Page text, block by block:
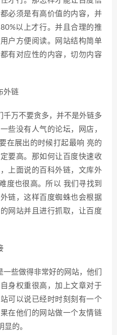
必须是有高价值的内容，并
以上才行。并且合理的推
户方便阅读。网站结构简单
有对应性的内容，切勿内容
外链
万不要贪多，并不是外链多
些没有人气的论坛，网店，
在展出的时候打起最响 亮的
要高。那如何让百度快速收
上面说的百科外链，文库外
度也很高。所以 我们寻找到
链，这样百度蜘蛛也会根据
网站并且进行抓取，让百度
些做得非常好的网站，他们
身权重很高，加上文章对于
可以说已经时时刻刻有一个
在他们的网站做一个友情链
的。